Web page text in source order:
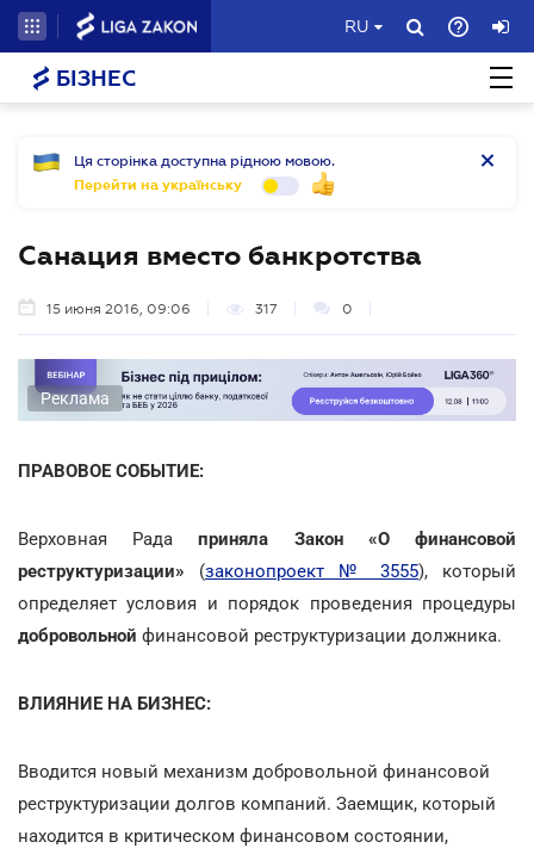
RU
БІЗНЕС
Ця сторінка доступна рідною мовою.
Перейти на українську
Санация вместо банкротства
15 июня 2016, 09:06 317 0
Реклама
ПРАВОВОЕ СОБЫТИЕ:
Верховная Радаприняла Закон
«О финансовой
реструктуризации» (законопроект № 3555), который
определяет условия и порядок проведения процедуры
добровольной финансовой реструктуризации должника.
ВЛИЯНИЕ НА БИЗНЕС:
Вводится новый механизм добровольной финансовой
реструктуризации долгов компаний. Заемщик, который
находится в критическом финансовом состоянии,